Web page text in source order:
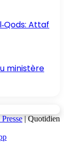
Attaf
ministère
| Quotidien